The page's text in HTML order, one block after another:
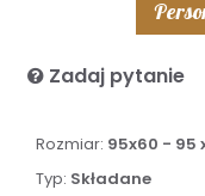
Zadaj pytanie
Rozmiar: 95x60 - 95
Typ: Składane